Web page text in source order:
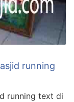
running
running text di